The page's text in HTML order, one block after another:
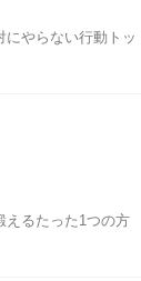
にやらない行動トッ
えるたった1つの方